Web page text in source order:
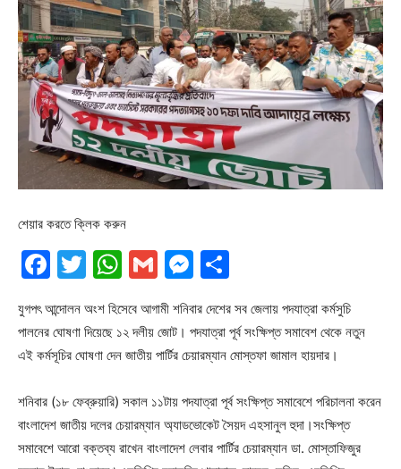
শেয়ার করতে ক্লিক করুন
Facebook
Twitter
WhatsApp
GmailMessenger
যুগপৎ আন্দোলন অংশ হিসেবে আগামী শনিবার দেশের সব জেলায় পদযাত্রা কর্মসুচি
পালনের ঘোষণা দিয়েছে ১২ দলীয় জোট। পদযাত্রা পূর্ব সংক্ষিপ্ত সমাবেশ থেকে নতুন
এই কর্মসূচির ঘোষণা দেন জাতীয় পার্টির চেয়ারম্যান মোস্তফা জামাল হায়দার।
শনিবার (১৮ ফেব্রুয়ারি) সকাল ১১টায় পদযাত্রা পূর্ব সংক্ষিপ্ত সমাবেশে পরিচালনা করেন
বাংলাদেশ জাতীয় দলের চেয়ারম্যান অ্যাডভোকেট সৈয়দ এহসানুল হুদা।সংক্ষিপ্ত
সমাবেশে আরো বক্তব্য রাখেন বাংলাদেশ লেবার পার্টির চেয়ারম্যান ডা. মোস্তাফিজুর